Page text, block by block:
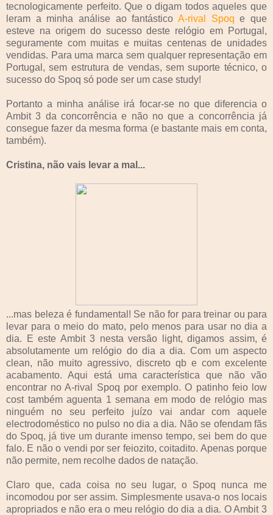
tecnologicamente perfeito. Que o digam todos aqueles que
leram a minha análise ao fantástico A-rival Spoq e que
esteve na origem do sucesso deste relógio em Portugal,
seguramente com muitas e muitas centenas de unidades
vendidas. Para uma marca sem qualquer representação em
Portugal, sem estrutura de vendas, sem suporte técnico, o
sucesso do Spoq só pode ser um case study!
Portanto a minha análise irá focar-se no que diferencia o
Ambit 3 da concorrência e não no que a concorrência já
consegue fazer da mesma forma (e bastante mais em conta,
também).
Cristina, não vais levar a mal...
...mas beleza é fundamental! Se não for para treinar ou para
levar para o meio do mato, pelo menos para usar no dia a
dia. E este Ambit 3 nesta versão light, digamos assim, é
absolutamente um relógio do dia a dia. Com um aspecto
clean, não muito agressivo, discreto qb e com excelente
acabamento. Aqui está uma característica que não vão
encontrar no A-rival Spoq por exemplo. O patinho feio low
cost também aguenta 1 semana em modo de relógio mas
ninguém no seu perfeito juízo vai andar com aquele
electrodoméstico no pulso no dia a dia. Não se ofendam fãs
do Spoq, já tive um durante imenso tempo, sei bem do que
falo. E não o vendi por ser feiozito, coitadito. Apenas porque
não permite, nem recolhe dados de natação.
Claro que, cada coisa no seu lugar, o Spoq nunca me
incomodou por ser assim. Simplesmente usava-o nos locais
apropriados e não era o meu relógio do dia a dia. O Ambit 3